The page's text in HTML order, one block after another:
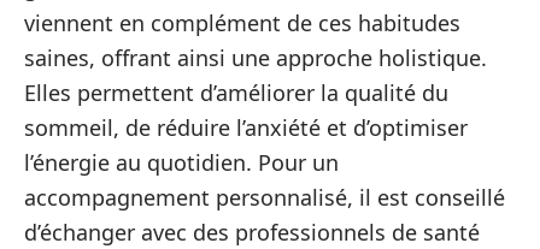
viennent en complément de ces habitudes
saines, offrant ainsi une approche holistique.
Elles permettent d’améliorer la qualité du
sommeil, de réduire l’anxiété et d’optimiser
l’énergie au quotidien. Pour un
accompagnement personnalisé, il est conseillé
d’échanger avec des professionnels de santé